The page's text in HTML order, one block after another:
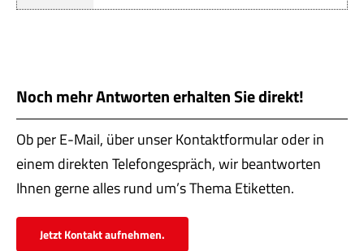
Noch mehr Antworten erhalten Sie direkt!
Ob per E-Mail, über unser Kontaktformular oder in
einem direkten Telefongespräch, wir beantworten
Ihnen gerne alles rund um’s Thema Etiketten.
Jetzt Kontakt aufnehmen.